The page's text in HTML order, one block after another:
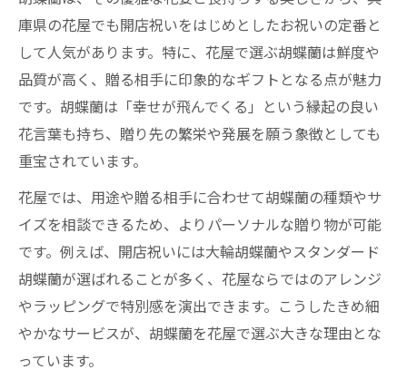
最適な花屋で胡蝶蘭を選ぶコツとは
花屋選びで胡蝶蘭の品質を見極める方法
兵庫県で理想の胡蝶蘭を探す花屋の選択肢
胡蝶蘭の種類別におすすめの花屋を知る
花屋のサービスで胡蝶蘭選びが変わる理由
失敗しない花屋の胡蝶蘭選びのコツ
手入れが楽な胡蝶蘭を花屋で見つける方法
花屋で手入れが簡単な胡蝶蘭を選ぶ秘訣
初心者でも安心の胡蝶蘭を花屋で探す
兵庫県の花屋が教えるおすすめ胡蝶蘭
花屋が提案する胡蝶蘭の管理ポイント
長持ちする胡蝶蘭を花屋で選ぶポイント
庫県の花屋でも開店祝いをはじめとしたお祝いの定番と
して人気があります。特に、花屋で選ぶ胡蝶蘭は鮮度や
品質が高く、贈る相手に印象的なギフトとなる点が魅力
です。胡蝶蘭は「幸せが飛んでくる」という縁起の良い
花言葉も持ち、贈り先の繁栄や発展を願う象徴としても
重宝されています。
花屋では、用途や贈る相手に合わせて胡蝶蘭の種類やサ
イズを相談できるため、よりパーソナルな贈り物が可能
です。例えば、開店祝いには大輪胡蝶蘭やスタンダード
胡蝶蘭が選ばれることが多く、花屋ならではのアレンジ
やラッピングで特別感を演出できます。こうしたきめ細
やかなサービスが、胡蝶蘭を花屋で選ぶ大きな理由とな
っています。